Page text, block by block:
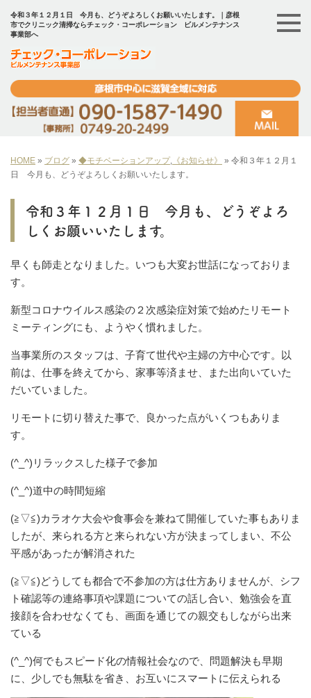
令和３年１２月１日 今月も、どうぞよろしくお願いいたします。｜彦根
市でクリニック清掃ならチェック・コーポレーション ビルメンテナンス
事業部へ
HOME » ブログ » ◆モチベーションアップ, 《お知らせ》 » 令和３年１２月１
日 今月も、どうぞよろしくお願いいたします。
令和３年１２月１日 今月も、どうぞよろ
しくお願いいたします。
早くも師走となりました。いつも大変お世話になっておりま
す。
新型コロナウイルス感染の２次感染症対策で始めたリモート
ミーティングにも、ようやく慣れました。
当事業所のスタッフは、子育て世代や主婦の方中心です。以
前は、仕事を終えてから、家事等済ませ、また出向いていた
だいていました。
リモートに切り替えた事で、良かった点がいくつもありま
す。
(^_^)リラックスした様子で参加
(^_^)道中の時間短縮
(≧▽≦)カラオケ大会や食事会を兼ねて開催していた事もありま
したが、来られる方と来られない方が決まってしまい、不公
平感があったが解消された
(≧▽≦)どうしても都合で不参加の方は仕方ありませんが、シフ
ト確認等の連絡事項や課題についての話し合い、勉強会を直
接顔を合わせなくても、画面を通じての親交もしながら出来
ている
(^_^)何でもスピード化の情報社会なので、問題解決も早期
に、少しでも無駄を省き、お互いにスマートに伝えられる